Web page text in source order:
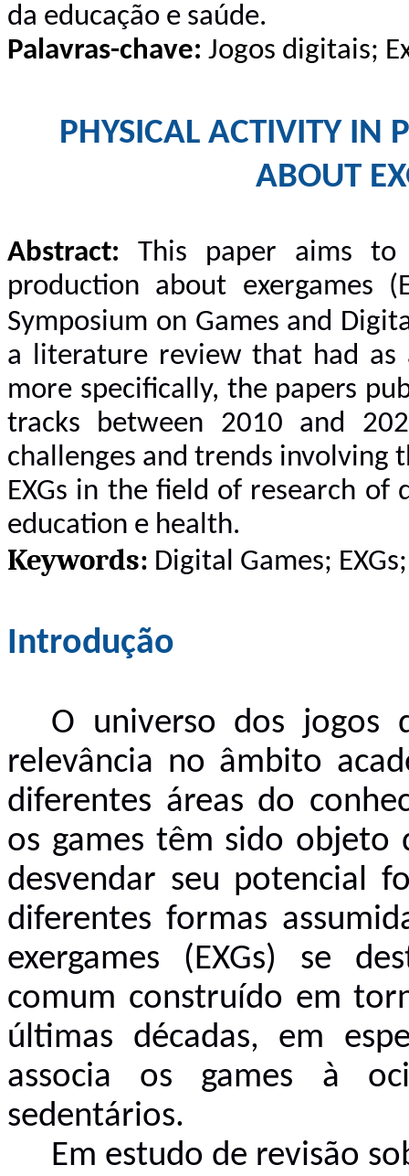
da educação e saúde.
Palavras-chave: Jogos digitais;
PHYSICAL ACTIVITY IN
ABOUT
Abstract: This paper aims to
production about exergames
Symposium on Games and
a literature review that had as
more specifically, the papers
tracks between 2010 and
challenges and trends involving
EXGs in the field of research
education e health.
Keywords: Digital Games;
Introdução
O universo dos jogos
relevância no âmbito
diferentes áreas do
os games têm sido objeto
desvendar seu potencial
diferentes formas
exergames (EXGs) se
comum construído em
últimas décadas, em
associa os games à
sedentários.
Em estudo de revisão